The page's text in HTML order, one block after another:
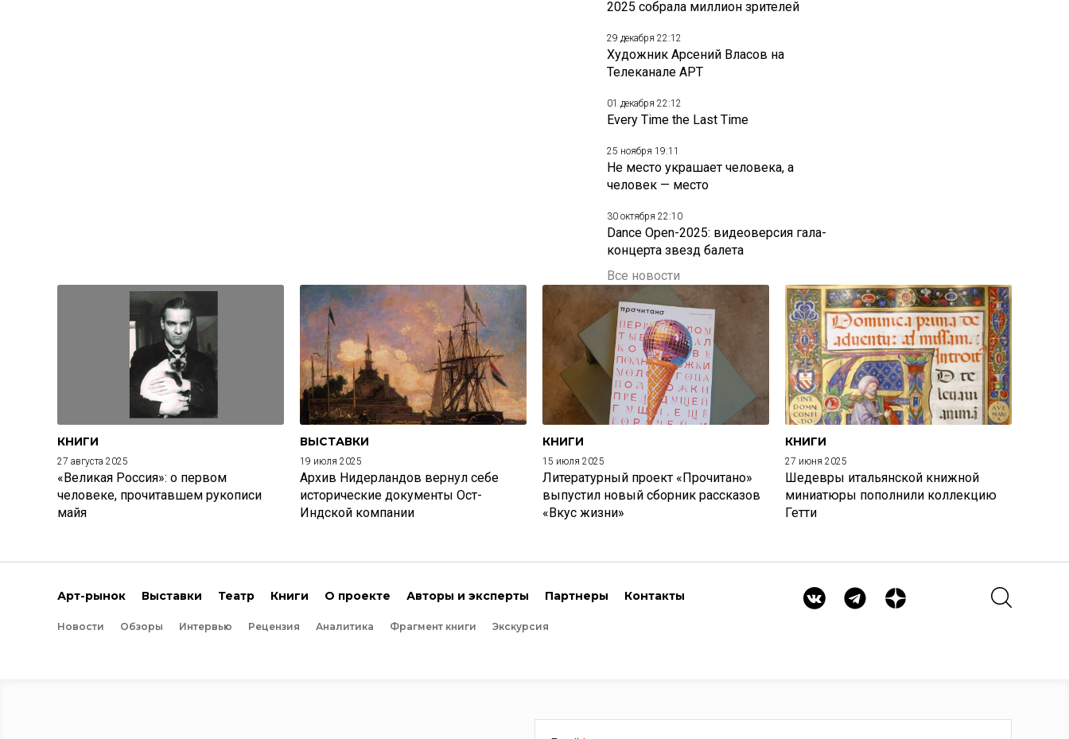
2025 собрала миллион зрителей
29 декабря 22:12
Художник Арсений Власов на
Телеканале АРТ
01 декабря 22:12
Every Time the Last Time
25 ноября 19:11
Не место украшает человека, а
человек — место
30 октября 22:10
Dance Open-2025: видеоверсия гала-
концерта звезд балета
Все новости
КНИГИ
27 августа 2025
«Великая Россия»: о первом
человеке, прочитавшем рукописи
майя
ВЫСТАВКИ
19 июля 2025
Архив Нидерландов вернул себе
исторические документы Ост-
Индской компании
КНИГИ
15 июля 2025
Литературный проект «Прочитано»
выпустил новый сборник рассказов
«Вкус жизни»
КНИГИ
27 июня 2025
Шедевры итальянской книжной
миниатюры пополнили коллекцию
Гетти
Арт-рынок Выставки Театр Книги О проекте Авторы и эксперты Партнеры Контакты
Новости Обзоры Интервью Рецензия Аналитика Фрагмент книги Экскурсия